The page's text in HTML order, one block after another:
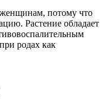
потому что
Растение обладает
родах как